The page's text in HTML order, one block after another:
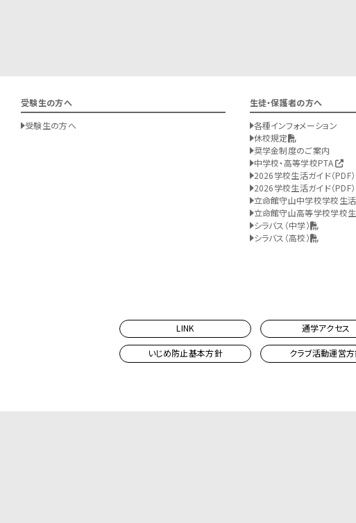
受験生の方へ
受験生の方へ
生徒・保護者の方へ
各種インフォメーション
休校規定
奨学金制度のご案内
中学校・高等学校PTA
2026学校生活ガイド（PDF
2026学校生活ガイド（PDF）
立命館守山中学校学校生
立命館守山高等学校学校
シラバス（中学）
シラバス（高校）
LINK 通学アクセス
いじめ防止基本方針 クラブ活動運営